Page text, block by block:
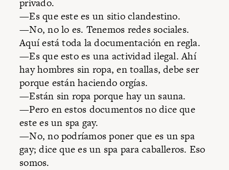
—Es que este es un sitio clandestino.
—No, no lo es. Tenemos redes sociales.
Aquí está toda la documentación en regla.
—Es que esto es una actividad ilegal. Ahí
hay hombres sin ropa, en toallas, debe ser
porque están haciendo orgías.
—Están sin ropa porque hay un sauna.
—Pero en estos documentos no dice que
este es un spa gay.
—No, no podríamos poner que es un spa
gay; dice que es un spa para caballeros. Eso
somos.